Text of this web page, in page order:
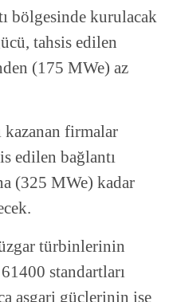
bölgesinde kurulacak
tahsis edilen
(175 MWe) az
kazanan firmalar
edilen bağlantı
(325 MWe) kadar
türbinlerinin
standartları
asgari güçlerinin ise